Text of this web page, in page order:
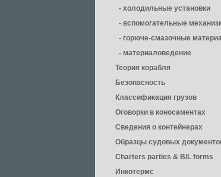
- холодильные установки
- вспомогательные
- горюче-смазочные
- материаловедение
Теория корабля
Безопасность
Классификация грузов
Оговорки в коносаментах
Сведения о контейнерах
Образцы судовых
Charters parties & B/L forms
Инкотермс